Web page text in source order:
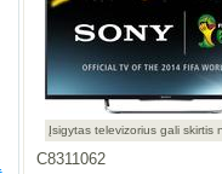
Įsigytas televizorius gali
C8311062